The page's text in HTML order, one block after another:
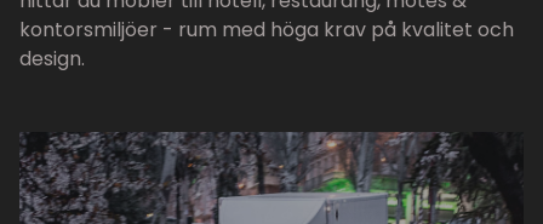
kontorsmiljöer - rum med höga krav på kvalitet och
design.